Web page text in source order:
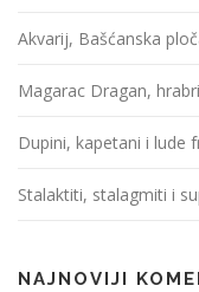
Akvarij, Bašćanska
Magarac Dragan,
Dupini, kapetani i lude
Stalaktiti, stalagmiti i
NAJNOVIJI